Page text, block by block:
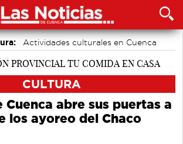
Actividades culturales en Cuenca
CULTURA
Cuenca abre sus puertas a
los ayoreo del Chaco